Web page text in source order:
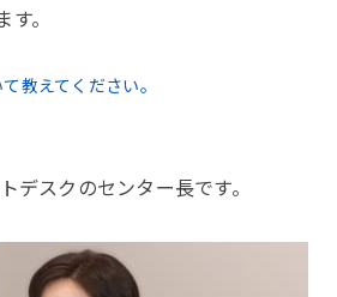
。
教えてください。
デスクのセンター長です。